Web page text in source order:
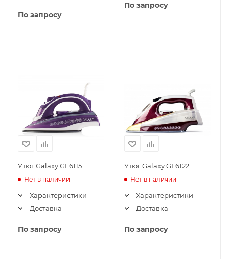
По запросу
По запросу
Утюг Galaxy GL6115
Нет в наличии
Характеристики
Доставка
По запросу
Утюг Galaxy GL6122
Нет в наличии
Характеристики
Доставка
По запросу